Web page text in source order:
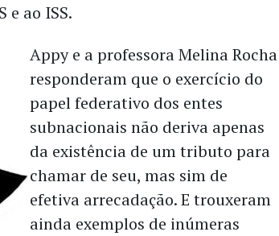
e ao ISS.
Appy e a professora Melina Rocha
responderam que o exercício do
papel federativo dos entes
subnacionais não deriva apenas
da existência de um tributo para
chamar de seu, mas sim de
efetiva arrecadação. E trouxeram
ainda exemplos de inúmeras